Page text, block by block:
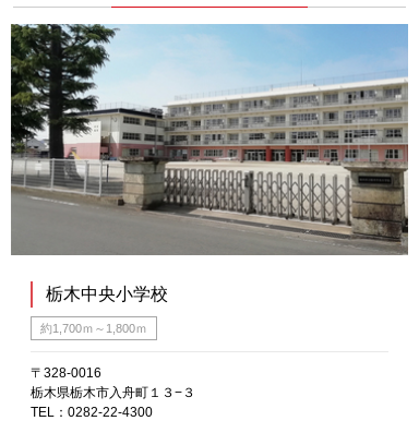
栃木中央小学校
約1,700ｍ～1,800ｍ
〒328-0016
栃木県栃木市入舟町１３−３
TEL：0282-22-4300